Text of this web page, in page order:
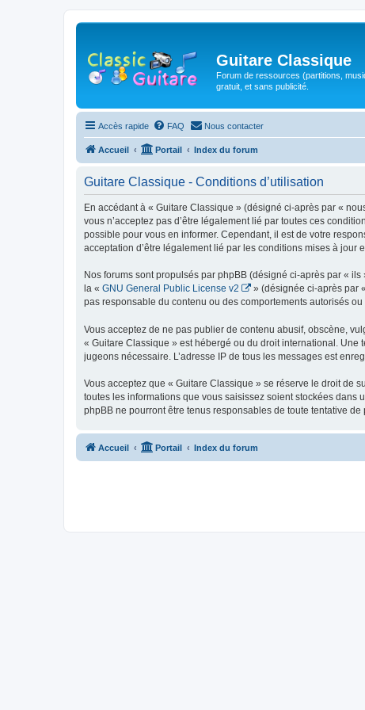
Guitare Classique
Forum de ressources (partitions,
gratuit, et sans publicité.
Accès rapide FAQ Nous contacter
Accueil Portail Index du forum
Guitare Classique - Conditions d’utilisation
En accédant à « Guitare Classique » (désigné ci-après par «
vous n’acceptez pas d’être légalement lié par toutes ces
possible pour vous en informer. Cependant, il est de votre
acceptation d’être légalement lié par les conditions mises à jour
Nos forums sont propulsés par phpBB (désigné ci-après par «
la « GNU General Public License v2 » (désignée ci-après par
pas responsable du contenu ou des comportements autorisés
Vous acceptez de ne pas publier de contenu abusif, obscène,
« Guitare Classique » est hébergé ou du droit international. Une
jugeons nécessaire. L’adresse IP de tous les messages est
Vous acceptez que « Guitare Classique » se réserve le droit de
toutes les informations que vous saisissez soient stockées
phpBB ne pourront être tenus responsables de toute tentative
Accueil Portail Index du forum